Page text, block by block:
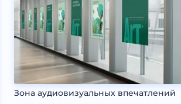
Зона аудиовизуальных впечатлений